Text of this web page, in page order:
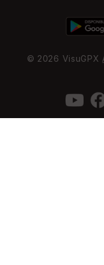
© 2026 VisuGPX